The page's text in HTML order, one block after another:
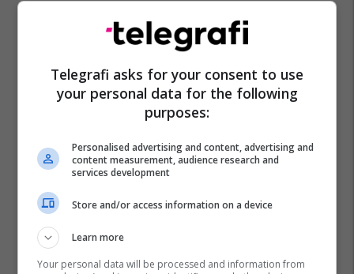
Telegrafi asks for your consent to use
your personal data for the following
purposes:
Personalised advertising and content, advertising and
content measurement, audience research and
services development
Store and/or access information on a device
Learn more
Your personal data will be processed and information from